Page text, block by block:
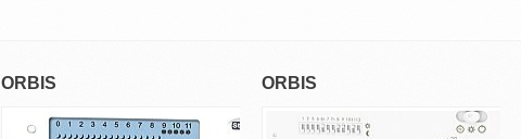
ORBIS ORBIS